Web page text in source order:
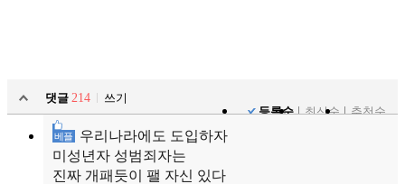
댓글 214
쓰기
등록순
최신순 추천순
베플
우리나라에도 도입하자
미성년자 성범죄자는
진짜 개패듯이 팰 자신 있다